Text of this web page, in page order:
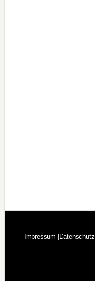
Impressum | Datenschutz |